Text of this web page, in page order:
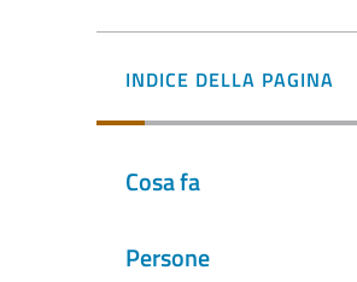
INDICE DELLA PAGINA
Cosa fa
Persone